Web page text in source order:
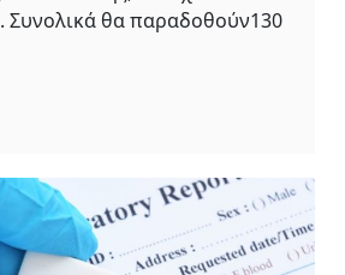
Συνολικά θα παραδοθούν130